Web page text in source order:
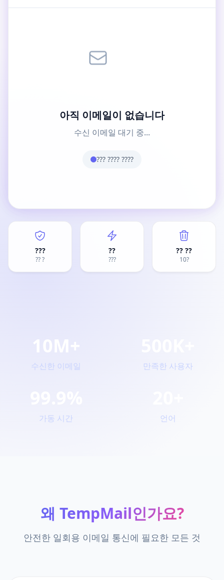
아직 이메일이 없습니다
수신 이메일 대기 중...
??? ???? ????
???
?? ?
??
???
?? ??
10?
수신한 이메일 만족한 사용자
가동 시간 언어
왜 TempMail인가요?
안전한 일회용 이메일 통신에 필요한 모든 것